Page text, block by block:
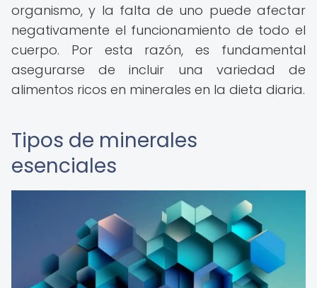
organismo, y la falta de uno puede afectar
negativamente el funcionamiento de todo el
cuerpo. Por esta razón, es fundamental
asegurarse de incluir una variedad de
alimentos ricos en minerales en la dieta diaria.
Tipos de minerales
esenciales